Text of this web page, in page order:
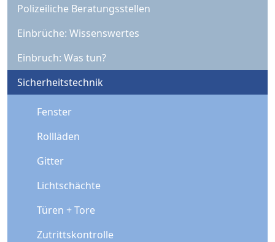
Polizeiliche Beratungsstellen
Einbrüche: Wissenswertes
Einbruch: Was tun?
Sicherheitstechnik
Fenster
Rollläden
Gitter
Lichtschächte
Türen + Tore
Zutrittskontrolle